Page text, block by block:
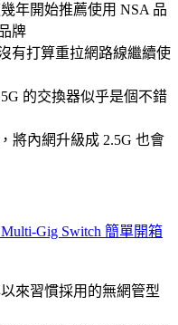
年開始推薦使用 NSA 品
牌
有打算重拉網路線繼續使
的交換器似乎是個不錯
將內網升級成 2.5G 也會
Gig Switch 簡單開箱
來習慣採用的無網管型